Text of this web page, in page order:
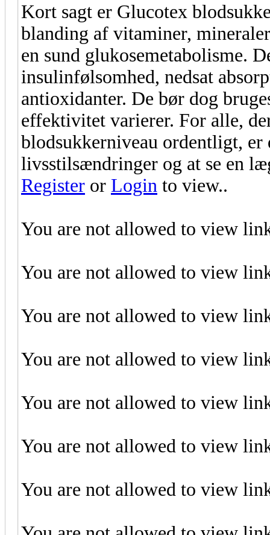
Kort sagt er Glucotex
blanding af vitaminer,
en sund glukosemetabolisme.
insulinfølsomhed, nedsat
antioxidanter. De bør dog
effektivitet varierer. For alle,
blodsukkerniveau ordentligt,
livsstilsændringer og at se en
Register or Login to view..
You are not allowed to view
You are not allowed to view
You are not allowed to view
You are not allowed to view
You are not allowed to view
You are not allowed to view
You are not allowed to view